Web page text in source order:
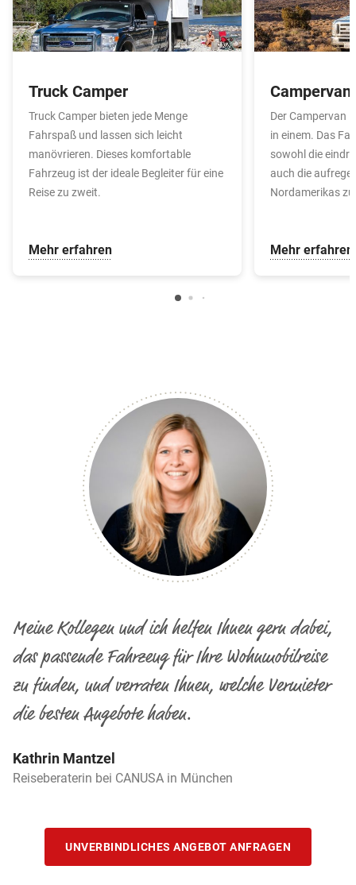
Truck Camper
Truck Camper bieten jede Menge
Fahrspaß und lassen sich leicht
manövrieren. Dieses komfortable
Fahrzeug ist der ideale Begleiter für eine
Reise zu zweit.
Mehr erfahren
Campervan
Der Campervan
in einem. Das
sowohl die
auch die
Nordamerikas
Mehr erfahren
Meine Kollegen und ich helfen Ihnen gern dabei,
das passende Fahrzeug für Ihre Wohnmobilreise
zu finden, und verraten Ihnen, welche Vermieter
die besten Angebote haben.
Kathrin Mantzel
Reiseberaterin bei CANUSA in München
UNVERBINDLICHES ANGEBOT ANFRAGEN